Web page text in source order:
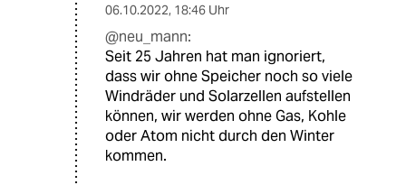
06.10.2022, 18:46 Uhr
@neu_mann:
Seit 25 Jahren hat man ignoriert,
dass wir ohne Speicher noch so viele
Windräder und Solarzellen aufstellen
können, wir werden ohne Gas, Kohle
oder Atom nicht durch den Winter
kommen.